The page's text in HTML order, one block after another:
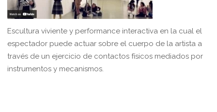
Escultura viviente y performance interactiva en la cual el
espectador puede actuar sobre el cuerpo de la artista a
través de un ejercicio de contactos físicos mediados por
instrumentos y mecanismos.